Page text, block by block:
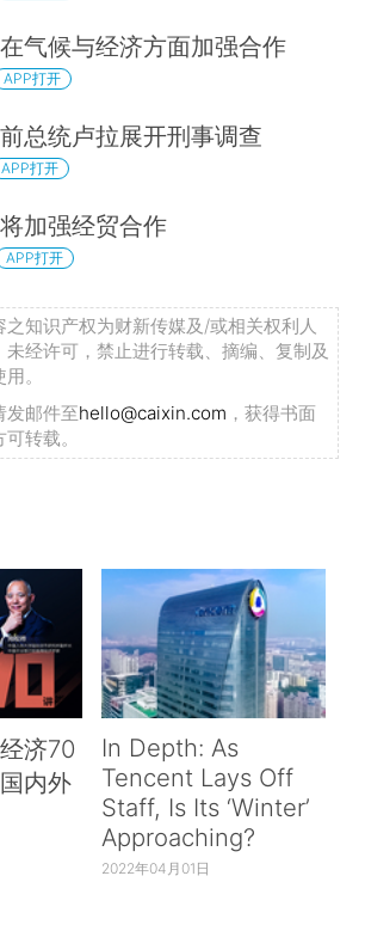
气候与经济方面加强合作
APP打开
总统卢拉展开刑事调查
APP打开
加强经贸合作
APP打开
之知识产权为财新传媒及/或相关权利人
经许可，禁止进行转载、摘编、复制及
。
发邮件至hello@caixin.com ，获得书面
转载。
济70
内外
In Depth: As
Tencent Lays Off
Staff, Is Its ‘Winter’
Approaching?
2022年04月01日